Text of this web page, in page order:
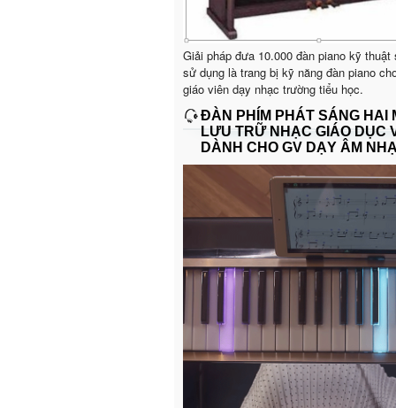
Giải pháp đưa 10.000 đàn piano kỹ thuật
sử dụng là trang bị kỹ năng đàn piano
giáo viên dạy nhạc trường tiểu học.
ĐÀN PHÍM PHÁT SÁNG HAI
LƯU TRỮ NHẠC GIÁO DỤC
DÀNH CHO GV DẠY ÂM